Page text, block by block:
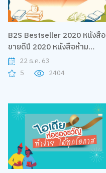
B2S Bestseller 2020 หนังสือ
ขายดีปี 2020 หนังสือห้าม
พลาด คุณมีหรือยัง
22 ธ.ค. 63
5
2404